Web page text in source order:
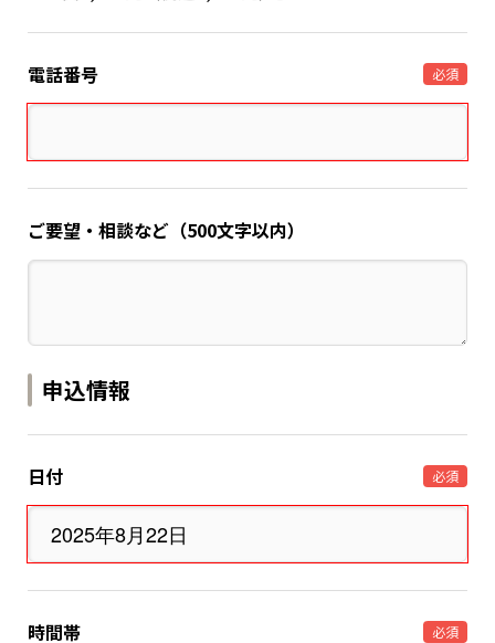
電話番号 必須
ご要望・相談など（500文字以内）
申込情報
日付 必須
時間帯 必須